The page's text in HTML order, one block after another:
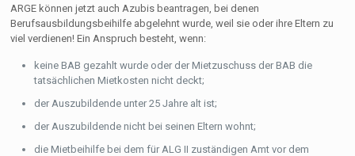
ARGE können jetzt auch Azubis beantragen, bei denen
Berufsausbildungsbeihilfe abgelehnt wurde, weil sie oder ihre Eltern zu
viel verdienen! Ein Anspruch besteht, wenn:
keine BAB gezahlt wurde oder der Mietzuschuss der BAB die
tatsächlichen Mietkosten nicht deckt;
der Auszubildende unter 25 Jahre alt ist;
der Auszubildende nicht bei seinen Eltern wohnt;
die Mietbeihilfe bei dem für ALG II zuständigen Amt vor dem